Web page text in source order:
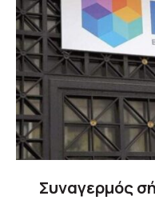
Συναγερμός